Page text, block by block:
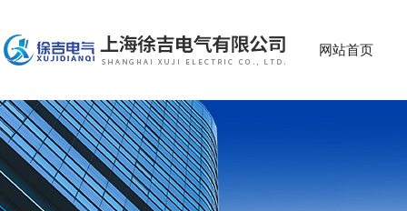
网站首页